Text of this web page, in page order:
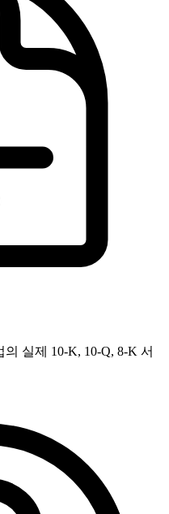
실제 10-K, 10-Q, 8-K 서